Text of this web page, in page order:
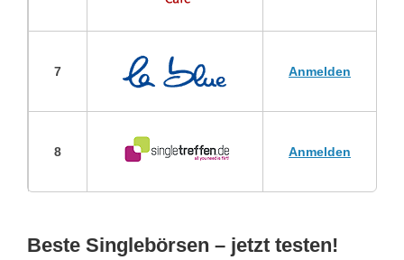
7 Anmelden
8 Anmelden
Beste Singlebörsen – jetzt testen!